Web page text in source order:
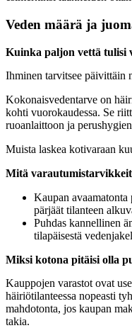
Veden määrä ja
Kuinka paljon vettä tulisi
Ihminen tarvitsee päivittäin
Kokonaisvedentarve on
kohti vuorokaudessa. Se
ruoanlaittoon ja
Muista laskea kotivaraan
Mitä
Kaupan
pärjäät tilanteen
Puhdas kannellinen
tilapäisestä
Miksi kotona pitäisi olla
Kauppojen varastot ovat
häiriötilanteessa nopeasti
mahdotonta, jos kaupan
takia.